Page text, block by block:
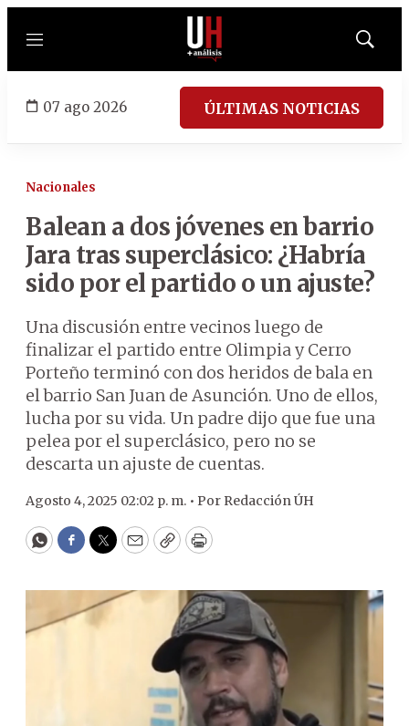
Menú
Mostrar
07 ago 2026 ÚLTIMAS NOTICIAS
Nacionales
Balean a dos jóvenes en barrio
Jara tras superclásico: ¿Habría
sido por el partido o un ajuste?
Una discusión entre vecinos luego de
finalizar el partido entre Olimpia y Cerro
Porteño terminó con dos heridos de bala en
el barrio San Juan de Asunción. Uno de ellos,
lucha por su vida. Un padre dijo que fue una
pelea por el superclásico, pero no se
descarta un ajuste de cuentas.
Agosto 4, 2025 02:02 p. m. • Por Redacción ÚH
WhatsApp
Facebook
Twitter
EmailCopyPrint